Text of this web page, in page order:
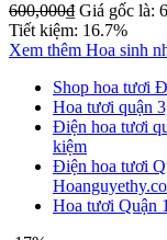
600,000₫ Giá gốc là:
Tiết kiệm: 16.7%
Xem thêm Hoa sinh
Shop hoa tươi
Hoa tươi quận
Điện hoa tươi
kiệm
Điện hoa tươi
Hoa tươi Quận